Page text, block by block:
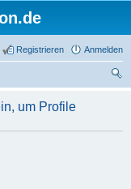
Anmelden
Registrieren
um Profile